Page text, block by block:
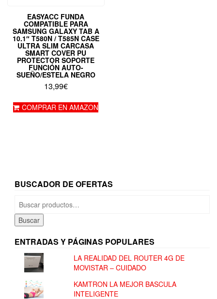
EASYACC FUNDA
COMPATIBLE PARA
SAMSUNG GALAXY TAB A
10.1″ T580N / T585N CASE
ULTRA SLIM CARCASA
SMART COVER PU
PROTECTOR SOPORTE
FUNCIÓN AUTO-
SUEÑO/ESTELA NEGRO
13,99€
COMPRAR EN AMAZON
BUSCADOR DE OFERTAS
por:
Buscar
ENTRADAS Y PÁGINAS POPULARES
LA REALIDAD DEL ROUTER 4G DE
MOVISTAR – CUIDADO
KAMTRON LA MEJOR BASCULA
INTELIGENTE